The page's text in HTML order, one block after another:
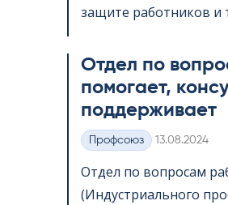
защите работников и
Отдел по
помогает,
поддерживает
Категории
Профсоюз Kirjoitettu
13.08.2024
Отдел по вопросам
(Индустриального